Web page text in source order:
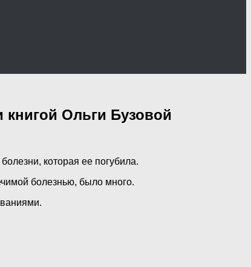
Ольги Бузовой
которая ее погубила.
болезнью, было много.